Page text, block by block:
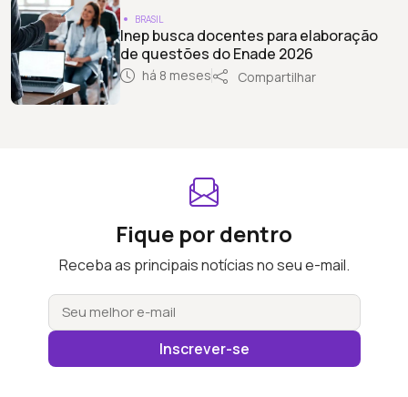
BRASIL
Inep busca docentes para elaboração
de questões do Enade 2026
há 8 meses Compartilhar
Fique por dentro
Receba as principais notícias no seu e-mail.
Inscrever-se